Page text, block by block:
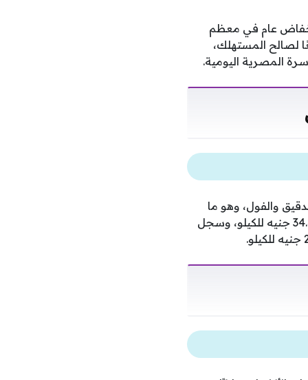
الأسواق بين انخفاض عام في معظم
لصالح المستهلك،
المصرية اليومية.
والفول، وهو ما
يمثل انفراجة نسبية في تكاليف المعيشة الأساسية، حيث انخفض سعر الأرز المعبأ إلى 34.81 جنيه للكيلو، وسجل